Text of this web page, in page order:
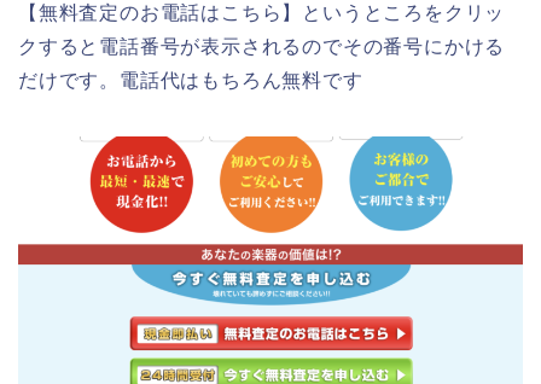
【無料査定のお電話はこちら】というところをクリッ
クすると電話番号が表示されるのでその番号にかける
だけです。電話代はもちろん無料です